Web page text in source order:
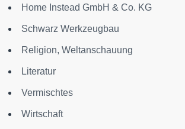
Home Instead GmbH & Co. KG
Schwarz Werkzeugbau
Religion, Weltanschauung
Literatur
Vermischtes
Wirtschaft